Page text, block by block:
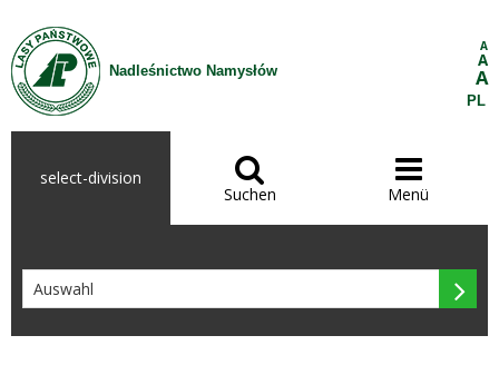
Zum Inhalt wechseln
Nadleśnictwo Namysłów
A
A
A
PL
select-division 
Suchen

Menü
